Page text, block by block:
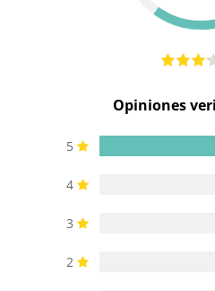
Opiniones
5
4
3
2